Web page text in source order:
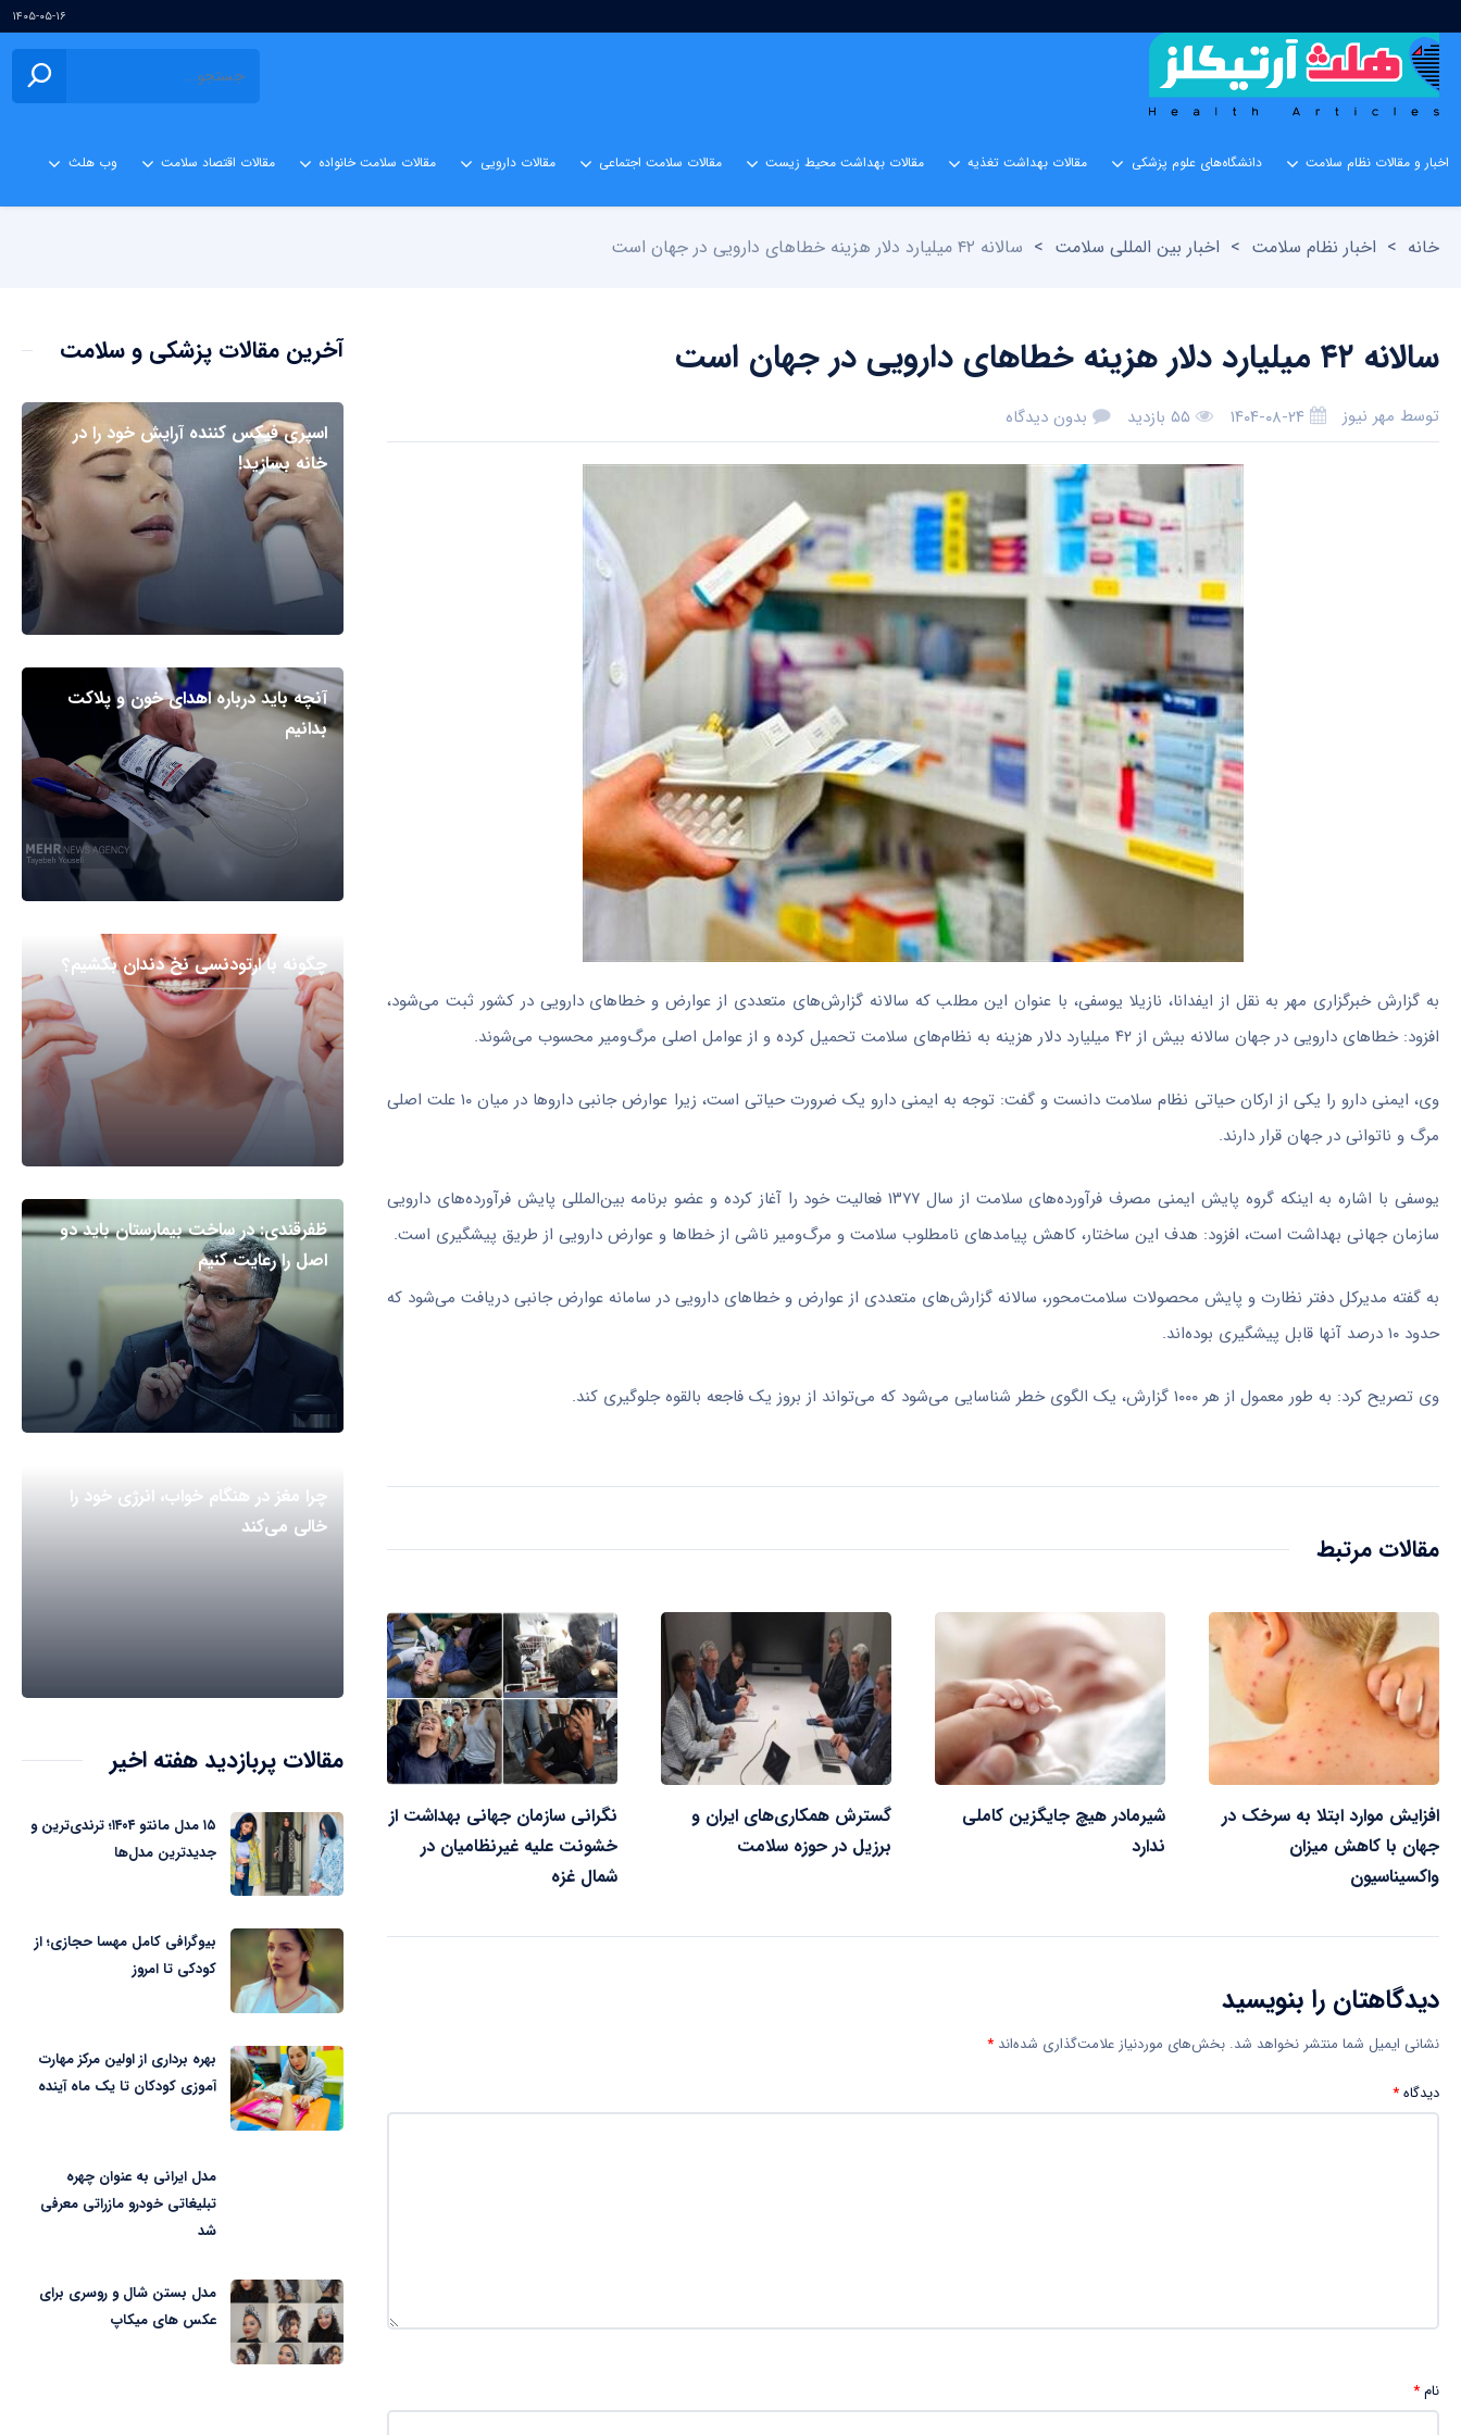
۱۴۰۵-۰۵-۱۶
اخبار و مقالات نظام سلامت دانشگاه‌های علوم پزشکی مقالات بهداشت تغذیه مقالات بهداشت محیط زیست مقالات سلامت اجتماعی مقالات دارویی مقالات سلامت خانواده مقالات اقتصاد سلامت وب هلث
خانه > اخبار نظام سلامت > اخبار بین المللی سلامت > سالانه ۴۲ میلیارد دلار هزینه خطاهای دارویی در جهان است
سالانه ۴۲ میلیارد دلار هزینه خطاهای دارویی در جهان است
توسط مهر نیوز ۱۴۰۴-۰۸-۲۴ ۵۵ بازدید بدون دیدگاه
به گزارش خبرگزاری مهر به نقل از ایفدانا، نازیلا یوسفی، با عنوان این مطلب که سالانه گزارش‌های متعددی از عوارض و خطاهای دارویی در کشور ثبت می‌شود،
افزود: خطاهای دارویی در جهان سالانه بیش از ۴۲ میلیارد دلار هزینه به نظام‌های سلامت تحمیل کرده و از عوامل اصلی مرگ‌ومیر محسوب می‌شوند.
وی، ایمنی دارو را یکی از ارکان حیاتی نظام سلامت دانست و گفت: توجه به ایمنی دارو یک ضرورت حیاتی است، زیرا عوارض جانبی داروها در میان ۱۰ علت اصلی
مرگ و ناتوانی در جهان قرار دارند.
یوسفی با اشاره به اینکه گروه پایش ایمنی مصرف فرآورده‌های سلامت از سال ۱۳۷۷ فعالیت خود را آغاز کرده و عضو برنامه بین‌المللی پایش فرآورده‌های دارویی
سازمان جهانی بهداشت است، افزود: هدف این ساختار، کاهش پیامدهای نامطلوب سلامت و مرگ‌ومیر ناشی از خطاها و عوارض دارویی از طریق پیشگیری است.
به گفته مدیرکل دفتر نظارت و پایش محصولات سلامت‌محور، سالانه گزارش‌های متعددی از عوارض و خطاهای دارویی در سامانه عوارض جانبی دریافت می‌شود که
حدود ۱۰ درصد آنها قابل پیشگیری بوده‌اند.
وی تصریح کرد: به طور معمول از هر ۱۰۰۰ گزارش، یک الگوی خطر شناسایی می‌شود که می‌تواند از بروز یک فاجعه بالقوه جلوگیری کند.
مقالات مرتبط
افزایش موارد ابتلا به سرخک در
جهان با کاهش میزان
واکسیناسیون
شیرمادر هیچ جایگزین کاملی
ندارد
گسترش همکاری‌های ایران و
برزیل در حوزه سلامت
نگرانی سازمان جهانی بهداشت از
خشونت علیه غیرنظامیان در
شمال غزه
دیدگاهتان را بنویسید
نشانی ایمیل شما منتشر نخواهد شد. بخش‌های موردنیاز علامت‌گذاری شده‌اند *
دیدگاه*
نام*
آخرین مقالات پزشکی و سلامت
اسپری فیکس کننده آرایش خود را در
خانه بسازید!
آنچه باید درباره اهدای خون و پلاکت
بدانیم
چگونه با ارتودنسی نخ دندان بکشیم؟
ظفرقندی: در ساخت بیمارستان باید دو
اصل را رعایت کنیم
چرا مغز در هنگام خواب، انرژی خود را
خالی می‌کند
مقالات پربازدید هفته اخیر
۱۵ مدل مانتو ۱۴۰۴؛ ترندی‌ترین و
جدیدترین مدل‌ها
بیوگرافی کامل مهسا حجازی؛ از
کودکی تا امروز
بهره برداری از اولین مرکز مهارت
آموزی کودکان تا یک ماه آینده
مدل ایرانی به عنوان چهره
تبلیغاتی خودرو مازراتی معرفی
شد
مدل بستن شال و روسری برای
عکس های میکاپ